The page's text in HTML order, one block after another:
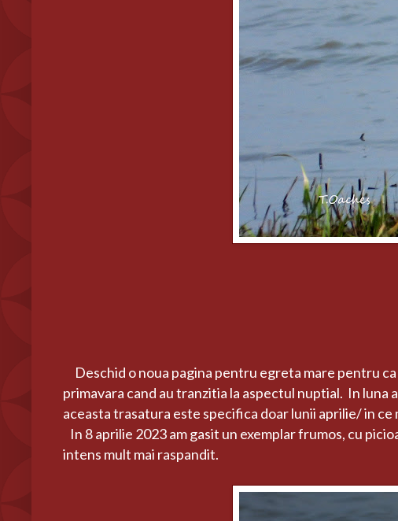
Deschid o noua pagina pentru egreta mare pentru
primavara cand au tranzitia la aspectul nuptial. In luna
aceasta trasatura este specifica doar lunii aprilie/ in ce
In 8 aprilie 2023 am gasit un exemplar frumos, cu
intens mult mai raspandit.